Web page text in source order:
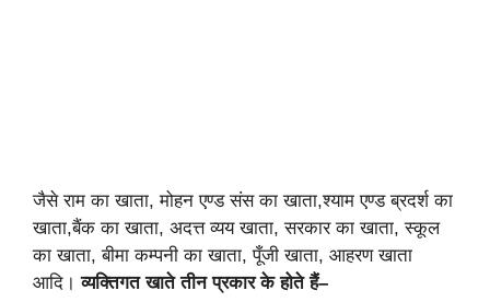
जैसे राम का खाता, मोहन एण्ड संस का खाता,श्याम एण्ड ब्रदर्श का
खाता,बैंक का खाता, अदत्त व्यय खाता, सरकार का खाता, स्कूल
का खाता, बीमा कम्पनी का खाता, पूँजी खाता, आहरण खाता
आदि।व्यक्तिगत खाते तीन प्रकार के होते हैं–